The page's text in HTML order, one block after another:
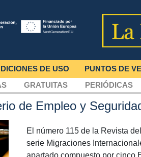
DE USO PUNTOS DE
GRATUITAS PERIÓDICAS
de Empleo y
El número 115 de la Revista
serie Migraciones
apartado compuesto por cinco